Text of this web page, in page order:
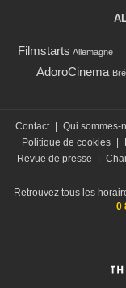
Filmstarts Allemagne
AdoroCinema
Contact Qui sommes-
Politique de cookies
Revue de presse
Retrouvez tous les
0